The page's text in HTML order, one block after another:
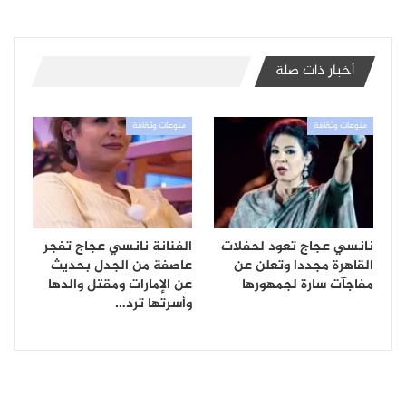
أخبار ذات صلة
منوعات وثقافة
نانسي عجاج تعود لحفلات
القاهرة مجددا وتعلن عن
مفاجآت سارة لجمهورها
منوعات وثقافة
الفنانة نانسي عجاج تفجر
عاصفة من الجدل بحديث
عن الإمارات ومقتل والدها
وأسرتها ترد…